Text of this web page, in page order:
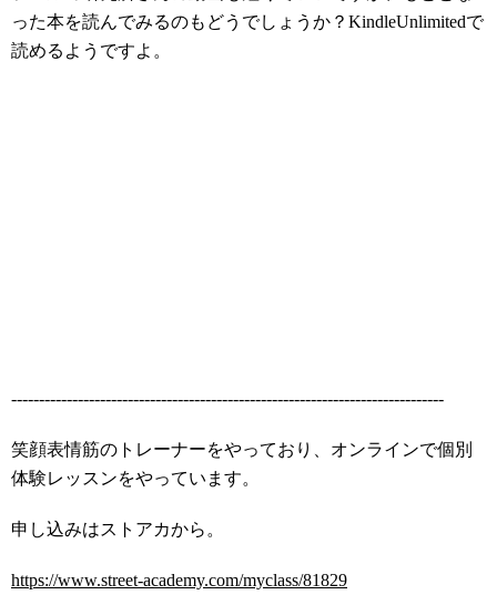
った本を読んでみるのもどうでしょうか？KindleUnlimitedで
読めるようですよ。
------------------------------------------------------------------------------
笑顔表情筋のトレーナーをやっており、オンラインで個別
体験レッスンをやっています。
申し込みはストアカから。
https://www.street-academy.com/myclass/81829